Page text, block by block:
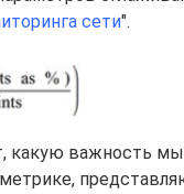
сети".
какую важность